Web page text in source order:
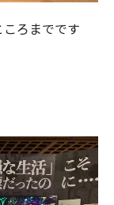
ろまでです